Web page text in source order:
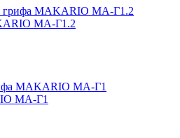
MA-Г1.2
MA-Г1